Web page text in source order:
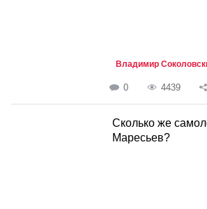
Владимир
0 4439
Сколько же
Маресьев?